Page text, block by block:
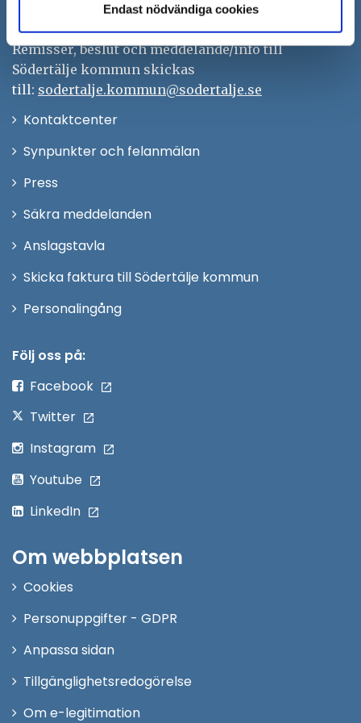
Endast nödvändiga cookies
kontaktcenter@sodertalje.se
Org.nr. 212000–0159
Remisser, beslut och meddelande/info till
Södertälje kommun skickas
till: sodertalje.kommun@sodertalje.se
KontaktcenterÖppna
Synpunkter och felanmälan
Press
fönster
Säkra meddelanden
Anslagstavla
Skicka faktura till Södertälje kommun
PersonalingångÖppna
Följ oss på:
Facebook
Twitter
Instagram
Youtube
LinkedIn
Om webbplatsen
Cookies
Personuppgifter - GDPR
Anpassa sidan
Tillgänglighetsredogörelse
Om e-legitimation